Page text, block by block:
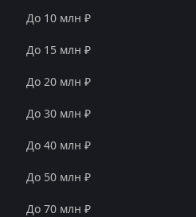
До 10 млн ₽
До 15 млн ₽
До 20 млн ₽
До 30 млн ₽
До 40 млн ₽
До 50 млн ₽
До 70 млн ₽